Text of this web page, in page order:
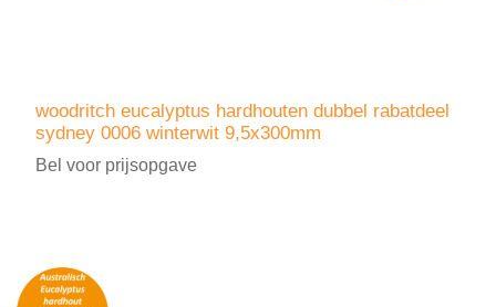
woodritch eucalyptus hardhouten dubbel rabatdeel
sydney 0006 winterwit 9,5x300mm
Bel voor prijsopgave